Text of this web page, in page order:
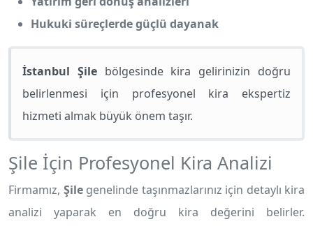
Hukuki süreçlerde güçlü dayanak
İstanbul Şilebölgesinde kira gelirinizin doğru
belirlenmesi için profesyonel kira ekspertiz
hizmeti almak büyük önem taşır.
Şile İçin Profesyonel Kira Analizi
Firmamız, Şilegenelinde taşınmazlarınız için detaylı kira
analizi yaparak en doğru kira değerini belirler.